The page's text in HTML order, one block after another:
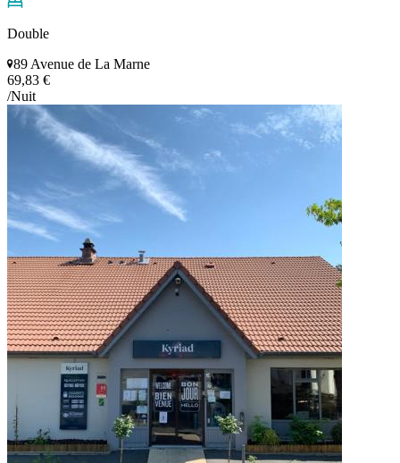
Double
89 Avenue de La Marne
69,83 €
/Nuit